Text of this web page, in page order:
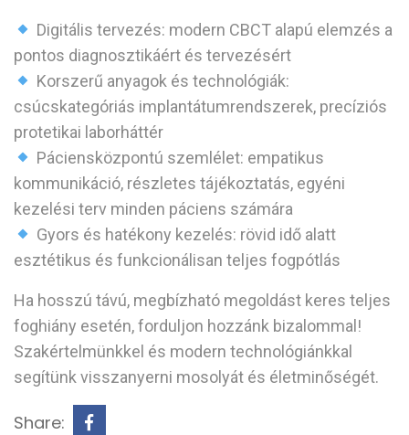
Digitális tervezés: modern CBCT alapú elemzés a
pontos diagnosztikáért és tervezésért
Korszerű anyagok és technológiák:
csúcskategóriás implantátumrendszerek, precíziós
protetikai laborháttér
Páciensközpontú szemlélet: empatikus
kommunikáció, részletes tájékoztatás, egyéni
kezelési terv minden páciens számára
Gyors és hatékony kezelés: rövid idő alatt
esztétikus és funkcionálisan teljes fogpótlás
Ha hosszú távú, megbízható megoldást keres teljes
foghiány esetén, forduljon hozzánk bizalommal!
Szakértelmünkkel és modern technológiánkkal
segítünk visszanyerni mosolyát és életminőségét.
Share: